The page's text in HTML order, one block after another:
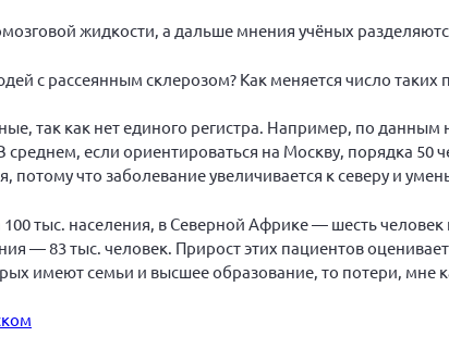
жидкости, а дальше мнения учёных
с рассеянным склерозом? Как меняется число таких
так как нет единого регистра. Например, по данным
если ориентироваться на Москву, порядка 50
потому что заболевание увеличивается к северу и
тыс. населения, в Северной Африке — шесть
— 83 тыс. человек. Прирост этих пациентов
имеют семьи и высшее образование, то потери, мне